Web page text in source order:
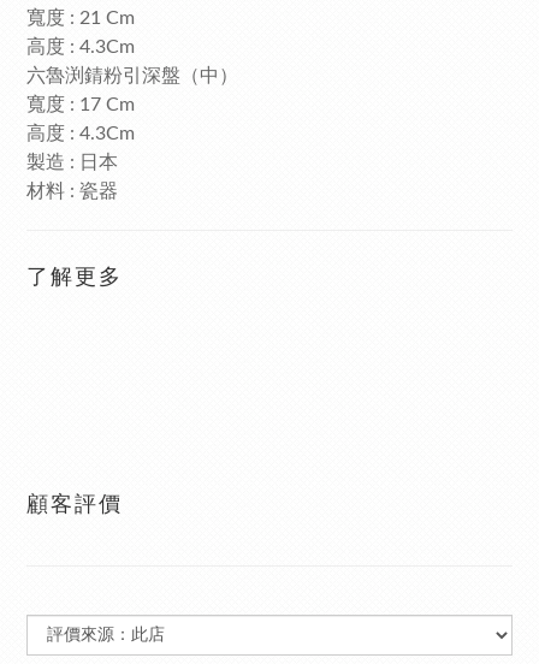
寬度 : 21 Cm
高度 : 4.3Cm
六魯渕錆粉引深盤（中）
寬度 : 17 Cm
高度 : 4.3Cm
製造 : 日本
材料 : 瓷器
了解更多
顧客評價